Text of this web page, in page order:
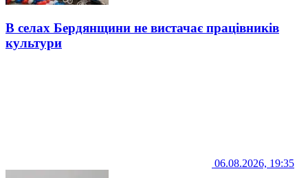
В селах Бердянщини не вистачає працівників
культури
06.08.2026, 19:35